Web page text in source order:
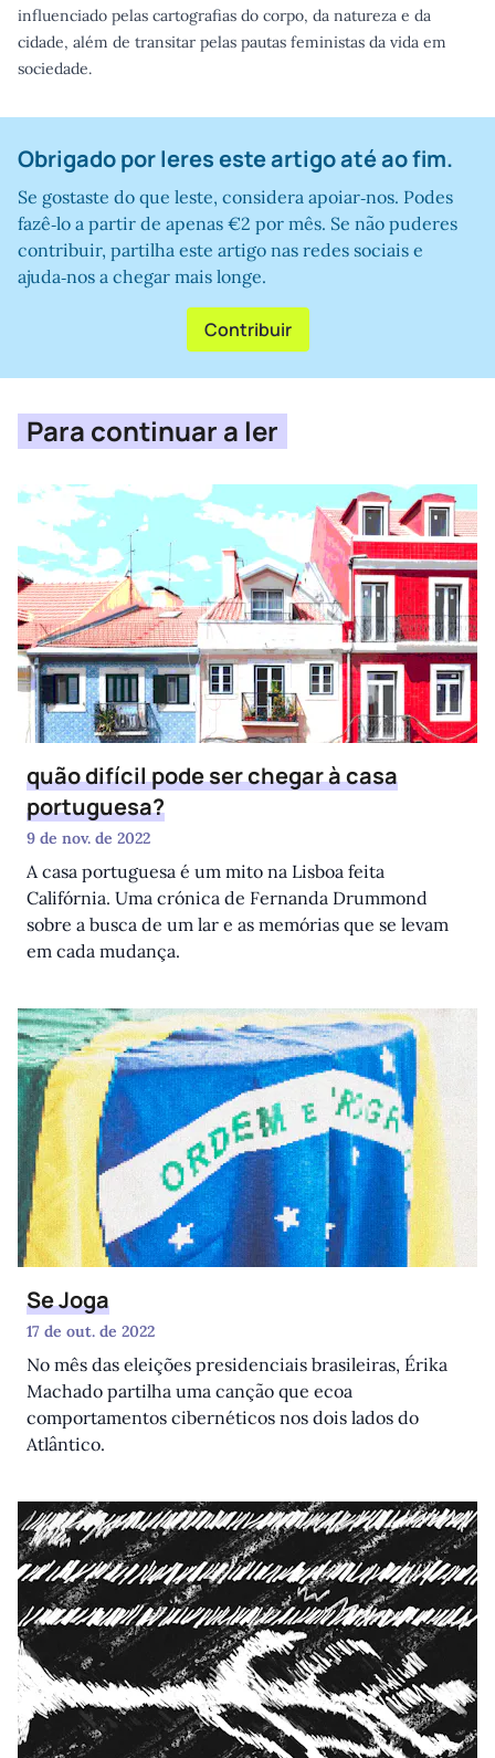
influenciado pelas cartografias do corpo, da natureza e da
cidade, além de transitar pelas pautas feministas da vida em
sociedade.
Obrigado por leres este artigo até ao fim.
Se gostaste do que leste, considera apoiar‑nos. Podes
fazê‑lo a partir de apenas €2 por mês. Se não puderes
contribuir, partilha este artigo nas redes sociais e
ajuda‑nos a chegar mais longe.
Contribuir
Para continuar a ler
quão difícil pode ser chegar à casa
portuguesa?
9 de nov. de 2022
A casa portuguesa é um mito na Lisboa feita
Califórnia. Uma crónica de Fernanda Drummond
sobre a busca de um lar e as memórias que se levam
em cada mudança.
Se Joga
17 de out. de 2022
No mês das eleições presidenciais brasileiras, Érika
Machado partilha uma canção que ecoa
comportamentos cibernéticos nos dois lados do
Atlântico.